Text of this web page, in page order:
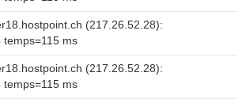
(217.26.52.28):
temps=115 ms
(217.26.52.28):
temps=115 ms